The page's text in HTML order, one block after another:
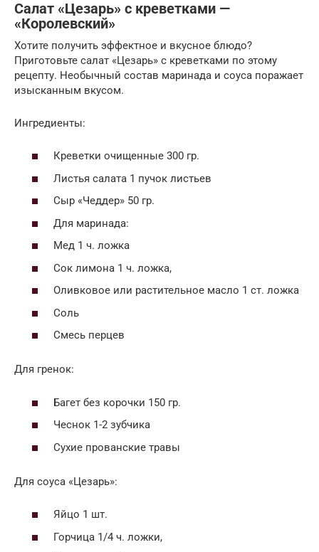
Салат «Цезарь» с креветками —
«Королевский»
Хотите получить эффектное и вкусное блюдо?
Приготовьте салат «Цезарь» с креветками по этому
рецепту. Необычный состав маринада и соуса поражает
изысканным вкусом.
Ингредиенты:
Креветки очищенные 300 гр.
Листья салата 1 пучок листьев
Сыр «Чеддер» 50 гр.
Для маринада:
Мед 1 ч. ложка
Сок лимона 1 ч. ложка,
Оливковое или растительное масло 1 ст. ложка
Соль
Смесь перцев
Для гренок:
Багет без корочки 150 гр.
Чеснок 1-2 зубчика
Сухие прованские травы
Для соуса «Цезарь»:
Яйцо 1 шт.
Горчица 1/4 ч. ложки,